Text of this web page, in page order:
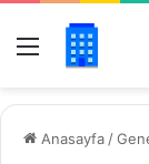
Menü
Anasayfa /